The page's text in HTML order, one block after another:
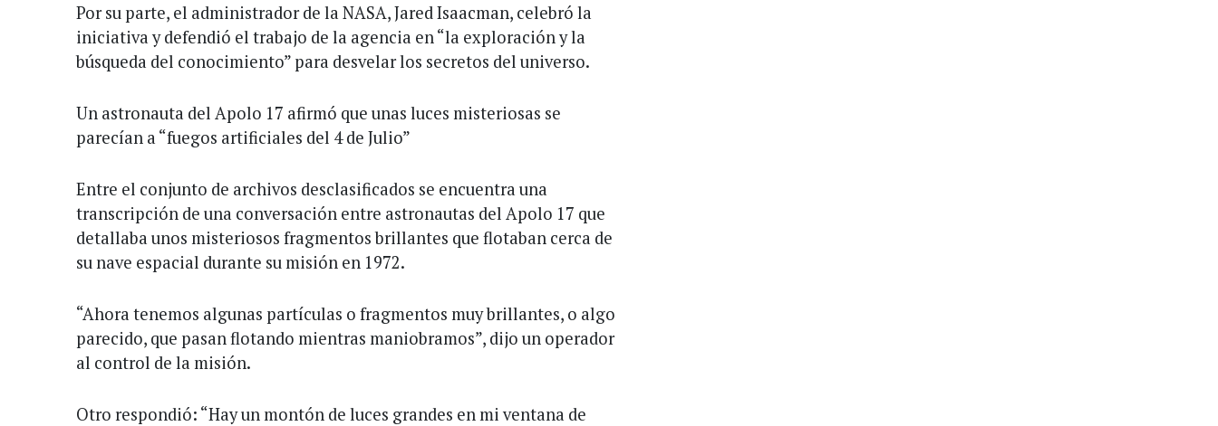
Por su parte, el administrador de la NASA, Jared Isaacman, celebró la
iniciativa y defendió el trabajo de la agencia en “la exploración y la
búsqueda del conocimiento” para desvelar los secretos del universo.
Un astronauta del Apolo 17 afirmó que unas luces misteriosas se
parecían a “fuegos artificiales del 4 de Julio”
Entre el conjunto de archivos desclasificados se encuentra una
transcripción de una conversación entre astronautas del Apolo 17 que
detallaba unos misteriosos fragmentos brillantes que flotaban cerca de
su nave espacial durante su misión en 1972.
“Ahora tenemos algunas partículas o fragmentos muy brillantes, o algo
parecido, que pasan flotando mientras maniobramos”, dijo un operador
al control de la misión.
Otro respondió: “Hay un montón de luces grandes en mi ventana de